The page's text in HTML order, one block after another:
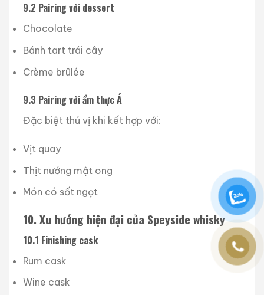
9.2 Pairing với dessert
Chocolate
Bánh tart trái cây
Crème brûlée
9.3 Pairing với ẩm thực Á
Đặc biệt thú vị khi kết hợp với:
Vịt quay
Thịt nướng mật ong
Món có sốt ngọt
10. Xu hướng hiện đại của Speyside whisky
10.1 Finishing cask
Rum cask
Wine cask